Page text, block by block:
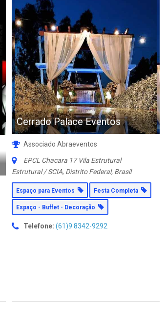
Cerrado Palace Eventos
Associado Abraeventos
EPCL Chacara 17 Vila Estrutural
Estrutural / SCIA, Distrito Federal, Brasil
Espaço para Eventos Festa Completa
Espaço - Buffet - Decoração
Telefone: (61)9 8342-9292